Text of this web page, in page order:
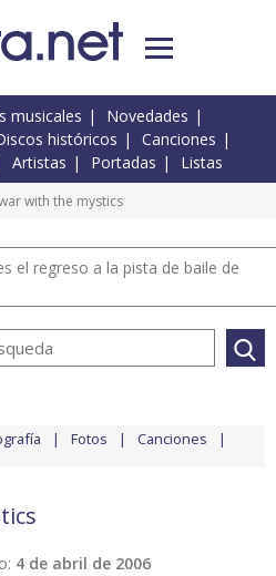
musicales
Novedades
históricos
Canciones
Artistas Portadas Listas
with the mystics
el regreso a la pista de baile de
Fotos Canciones
4 de abril de 2006